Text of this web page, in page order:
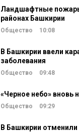
Ландшафтные
районах Башкирии
Общество 10:08
В Башкирии ввели
заболевания
Общество 09:48
«Черное небо» вновь
Общество 09:29
В Башкирии